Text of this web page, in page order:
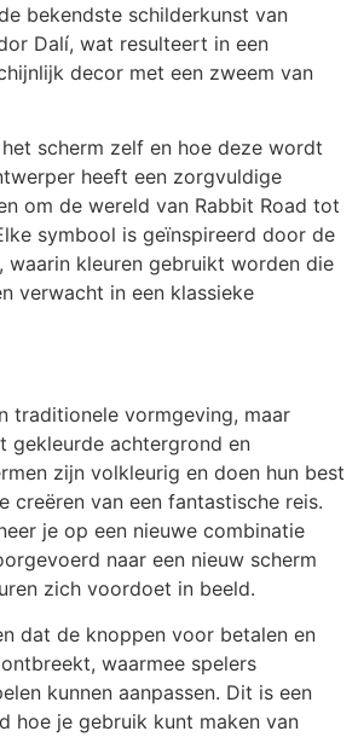
bekendste schilderkunst van
Dalí, wat resulteert in een
decor met een zweem van
scherm zelf en hoe deze wordt
heeft een zorgvuldige
om de wereld van Rabbit Road tot
symbool is geïnspireerd door de
waarin kleuren gebruikt worden die
verwacht in een klassieke
traditionele vormgeving, maar
gekleurde achtergrond en
zijn volkleurig en doen hun best
creëren van een fantastische reis.
je op een nieuwe combinatie
naar een nieuw scherm
zich voordoet in beeld.
dat de knoppen voor betalen en
waarmee spelers
kunnen aanpassen. Dit is een
hoe je gebruik kunt maken van